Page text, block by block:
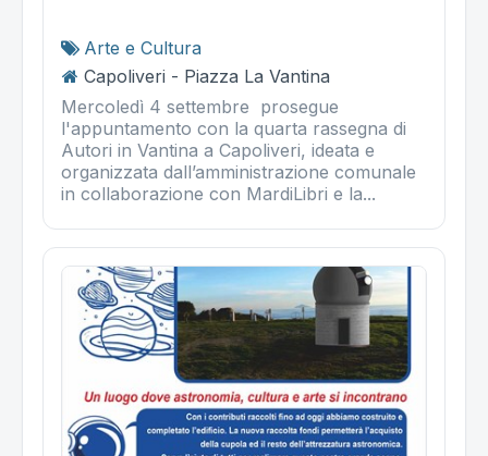
Arte e Cultura
Capoliveri - Piazza La Vantina
Mercoledì 4 settembre prosegue
l'appuntamento con la quarta rassegna di
Autori in Vantina a Capoliveri, ideata e
organizzata dall’amministrazione comunale
in collaborazione con MardiLibri e la...